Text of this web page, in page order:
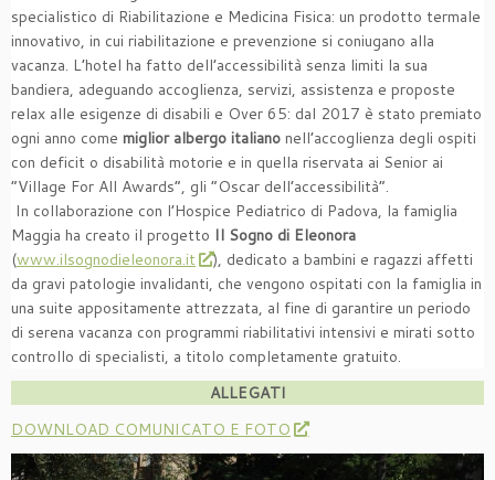
specialistico di Riabilitazione e Medicina Fisica: un prodotto termale
innovativo, in cui riabilitazione e prevenzione si coniugano alla
vacanza. L’hotel ha fatto dell’accessibilità senza limiti la sua
bandiera, adeguando accoglienza, servizi, assistenza e proposte
relax alle esigenze di disabili e Over 65: dal 2017 è stato premiato
ogni anno come miglior albergo italiano nell’accoglienza degli ospiti
con deficit o disabilità motorie e in quella riservata ai Senior ai
“Village For All Awards”, gli “Oscar dell’accessibilità”.
In collaborazione con l’Hospice Pediatrico di Padova, la famiglia
Maggia ha creato il progetto Il Sogno di Eleonora
(www.ilsognodieleonora.it
), dedicato a bambini e ragazzi affetti
da gravi patologie invalidanti, che vengono ospitati con la famiglia in
una suite appositamente attrezzata, al fine di garantire un periodo
di serena vacanza con programmi riabilitativi intensivi e mirati sotto
controllo di specialisti, a titolo completamente gratuito.
ALLEGATI
DOWNLOAD COMUNICATO E FOTO